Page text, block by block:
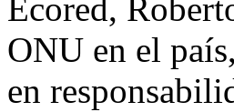
Ecored,
ONU en el
en